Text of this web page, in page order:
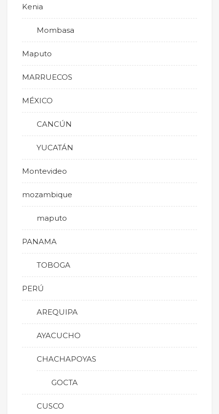
Kenia
Mombasa
Maputo
MARRUECOS
MÉXICO
CANCÚN
YUCATÁN
Montevideo
mozambique
maputo
PANAMA
TOBOGA
PERÚ
AREQUIPA
AYACUCHO
CHACHAPOYAS
GOCTA
CUSCO